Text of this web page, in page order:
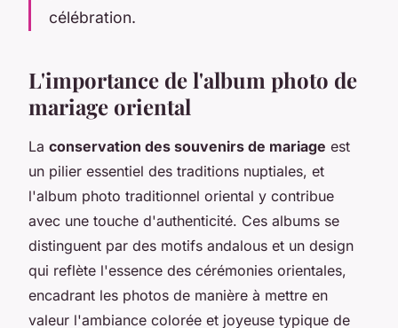
célébration.
L'importance de l'album photo de
mariage oriental
La conservation des souvenirs de mariage est
un pilier essentiel des traditions nuptiales, et
l'album photo traditionnel oriental y contribue
avec une touche d'authenticité. Ces albums se
distinguent par des motifs andalous et un design
qui reflète l'essence des cérémonies orientales,
encadrant les photos de manière à mettre en
valeur l'ambiance colorée et joyeuse typique de